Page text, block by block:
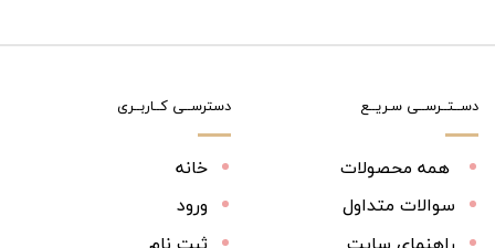
دســتــرســی سـریــع
همه محصولات
سوالات متداول
دسترســی کــاربــری
خانه
ورود